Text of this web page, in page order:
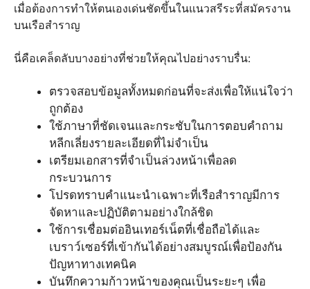
เมื่อต้องการทำให้ตนเองเด่นชัดขึ้นในแนวสรีระที่สมัครงาน
บนเรือสำราญ
นี่คือเคล็ดลับบางอย่างที่ช่วยให้คุณไปอย่างราบรื่น:
ตรวจสอบข้อมูลทั้งหมดก่อนที่จะส่งเพื่อให้แน่ใจว่า
ถูกต้อง
ใช้ภาษาที่ชัดเจนและกระชับในการตอบคำถาม
หลีกเลี่ยงรายละเอียดที่ไม่จำเป็น
เตรียมเอกสารที่จำเป็นล่วงหน้าเพื่อลด
กระบวนการ
โปรดทราบคำแนะนำเฉพาะที่เรือสำราญมีการ
จัดหาและปฏิบัติตามอย่างใกล้ชิด
ใช้การเชื่อมต่ออินเทอร์เน็ตที่เชื่อถือได้และ
เบราว์เซอร์ที่เข้ากันได้อย่างสมบูรณ์เพื่อป้องกัน
ปัญหาทางเทคนิค
บันทึกความก้าวหน้าของคุณเป็นระยะๆ เพื่อ